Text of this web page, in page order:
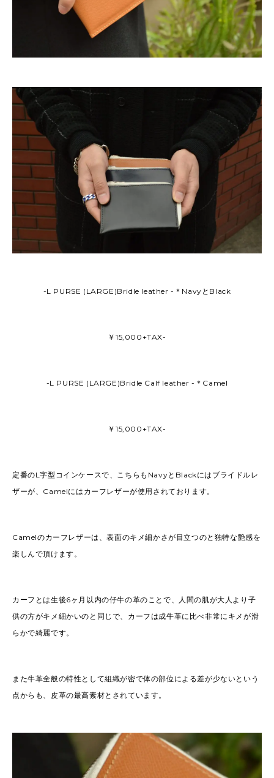
-L PURSE (LARGE)Bridle leather -＊NavyとBlack
￥15,000+TAX-
-L PURSE (LARGE)Bridle Calf leather -＊Camel
￥15,000+TAX-
定番のL字型コインケースで、こちらもNavyとBlackにはブライドルレ
ザーが、Camelにはカーフレザーが使用されております。
Camelのカーフレザーは、表面のキメ細かさが目立つのと独特な艶感を
楽しんで頂けます。
カーフとは生後6ヶ月以内の仔牛の革のことで、人間の肌が大人より子
供の方がキメ細かいのと同じで、カーフは成牛革に比べ非常にキメが滑
らかで綺麗です。
また牛革全般の特性として組織が密で体の部位による差が少ないという
点からも、皮革の最高素材とされています。